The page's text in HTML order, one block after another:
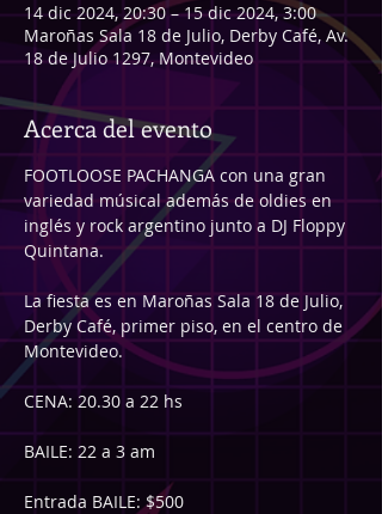
14 dic 2024, 20:30 – 15 dic 2024, 3:00
Maroñas Sala 18 de Julio, Derby Café, Av.
18 de Julio 1297, Montevideo
Acerca del evento
FOOTLOOSE PACHANGA con una gran
variedad músical además de oldies en
inglés y rock argentino junto a DJ Floppy
Quintana.
La fiesta es en Maroñas Sala 18 de Julio,
Derby Café, primer piso, en el centro de
Montevideo.
CENA: 20.30 a 22 hs
BAILE: 22 a 3 am
Entrada BAILE: $500